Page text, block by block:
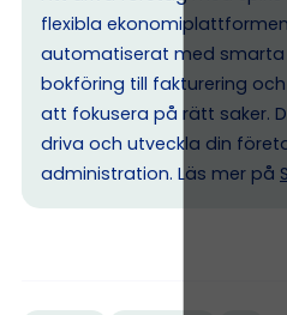
flexibla
automatiserat med smarta
bokföring till fakturering
att fokusera på rätt saker.
driva och utveckla din
administration. Läs mer på